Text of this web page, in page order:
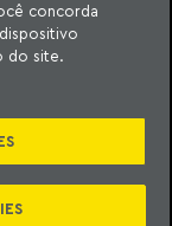
E OPICE
concorda
do site.